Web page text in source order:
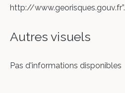
http://www.georisques.gouv.fr”.
Autres visuels
Pas d'informations disponibles